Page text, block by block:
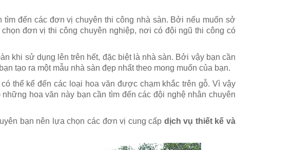
đến các đơn vị chuyên thi công nhà sàn. Bởi nếu muốn sở
đơn vị thi công chuyên nghiệp, nơi có đội ngũ thi công có
khi sử dụng lên trên hết, đặc biệt là nhà sàn. Bởi vậy bạn cần
tạo ra một mẫu nhà sàn đẹp nhất theo mong muốn của bạn.
thể kể đến các loại hoa văn được chạm khắc trên gỗ. Vì vậy
hoa văn này bạn cần tìm đến các đội nghệ nhân chuyên
bạn nên lựa chọn các đơn vị cung cấp dịch vụ thiết kế và